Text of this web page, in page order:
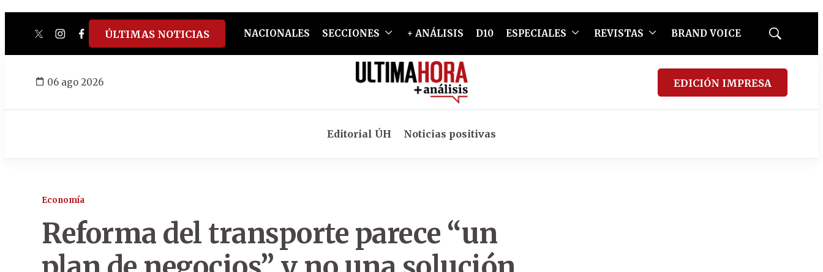
twitterinstagram
facebook
tiktokyoutube
spotify
ÚLTIMAS NOTICIAS NACIONALES SECCIONES + ANÁLISIS D10 ESPECIALES REVISTAS BRAND VOICE
Mostrar
06 ago 2026 EDICIÓN IMPRESA
Editorial ÚH Noticias positivas
Economía
Reforma del transporte parece “un